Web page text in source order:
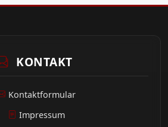
KONTAKT
Kontaktformular
Impressum